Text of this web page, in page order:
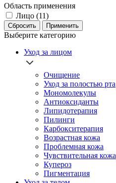
Область применения
Лицо (11)
Сбросить Применить
Выберите категорию
Уход за лицом
Очищение
Уход за полостью рта
Мономолекулы
Антиоксиданты
Липидотерапия
Пилинги
Карбокситерапия
Возрастная кожа
Проблемная кожа
Чувствительная кожа
Купероз
Пигментация